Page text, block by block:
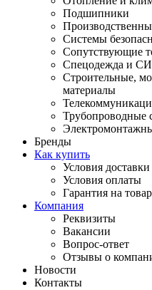
Подшипники
Системы
Сопутствующие
Спецодежда и
Строительные,
материалы
Трубопроводные
Бренды
Как купить
Условия доставки
Условия оплаты
Гарантия на
Компания
Реквизиты
Вакансии
Вопрос-ответ
Отзывы о
Новости
Контакты